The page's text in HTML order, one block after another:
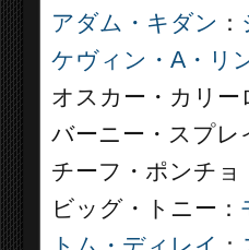
アダム・キダン ：
ケヴィン・A・リ
オスカー・カリー
バーニー・スプレ
チーフ・ポンチョ
ビッグ・トニー：